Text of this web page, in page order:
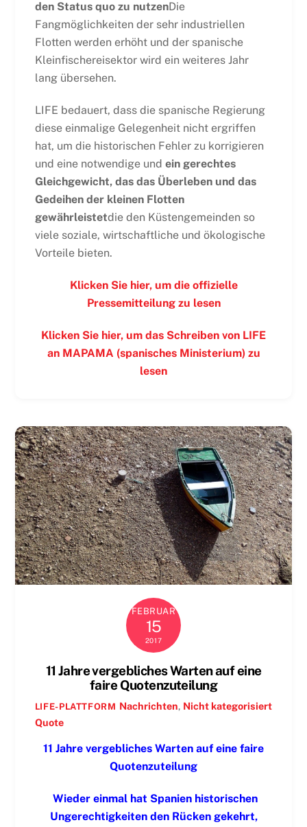
den Status quo zu nutzenDie
Fangmöglichkeiten der sehr industriellen
Flotten werden erhöht und der spanische
Kleinfischereisektor wird ein weiteres Jahr
lang übersehen.
LIFE bedauert, dass die spanische Regierung
diese einmalige Gelegenheit nicht ergriffen
hat, um die historischen Fehler zu korrigieren
und eine notwendige und ein gerechtes
Gleichgewicht, das das Überleben und das
Gedeihen der kleinen Flotten
gewährleistetdie den Küstengemeinden so
viele soziale, wirtschaftliche und ökologische
Vorteile bieten.
Klicken Sie hier, um die offizielle
Pressemitteilung zu lesen
Klicken Sie hier, um das Schreiben von LIFE
an MAPAMA (spanisches Ministerium) zu
lesen
FEBRUAR
15
2017
11 Jahre vergebliches Warten auf eine
faire Quotenzuteilung
LIFE-PLATTFORM Nachrichten, Nicht kategorisiert
Quote
11 Jahre vergebliches Warten auf eine faire
Quotenzuteilung
Wieder einmal hat Spanien historischen
Ungerechtigkeiten den Rücken gekehrt,